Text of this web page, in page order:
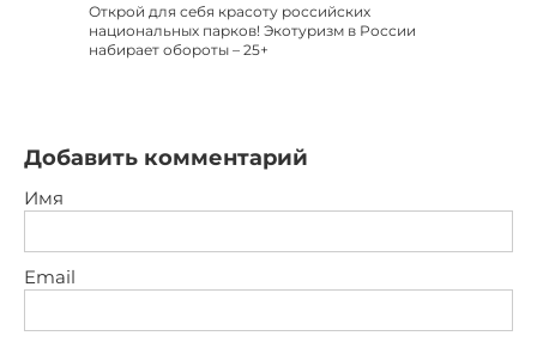
Открой для себя красоту российских
национальных парков! Экотуризм в России
набирает обороты – 25+
Добавить комментарий
Имя
Email